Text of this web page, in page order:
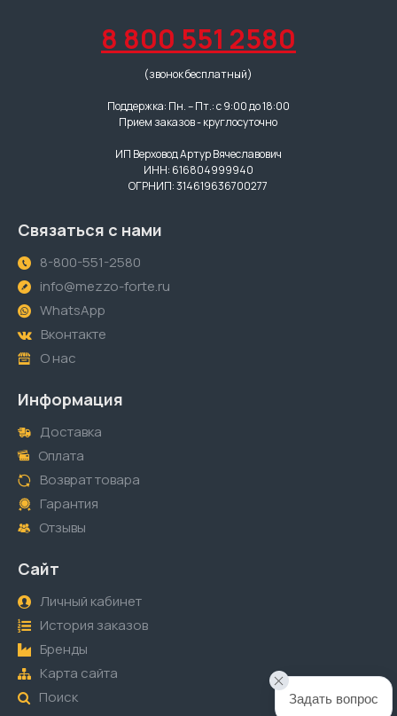
8 800 551 2580
(звонок бесплатный)
Поддержка: Пн. – Пт.: с 9:00 до 18:00
Прием заказов - круглосуточно
ИП Верховод Артур Вячеславович
ИНН: 616804999940
ОГРНИП: 314619636700277
Связаться с нами
8-800-551-2580
info@mezzo-forte.ru
WhatsApp
Вконтакте
О нас
Информация
Доставка
Оплата
Возврат товара
Гарантия
Отзывы
Сайт
Личный кабинет
История заказов
Бренды
Карта сайта
Поиск
Задать вопрос